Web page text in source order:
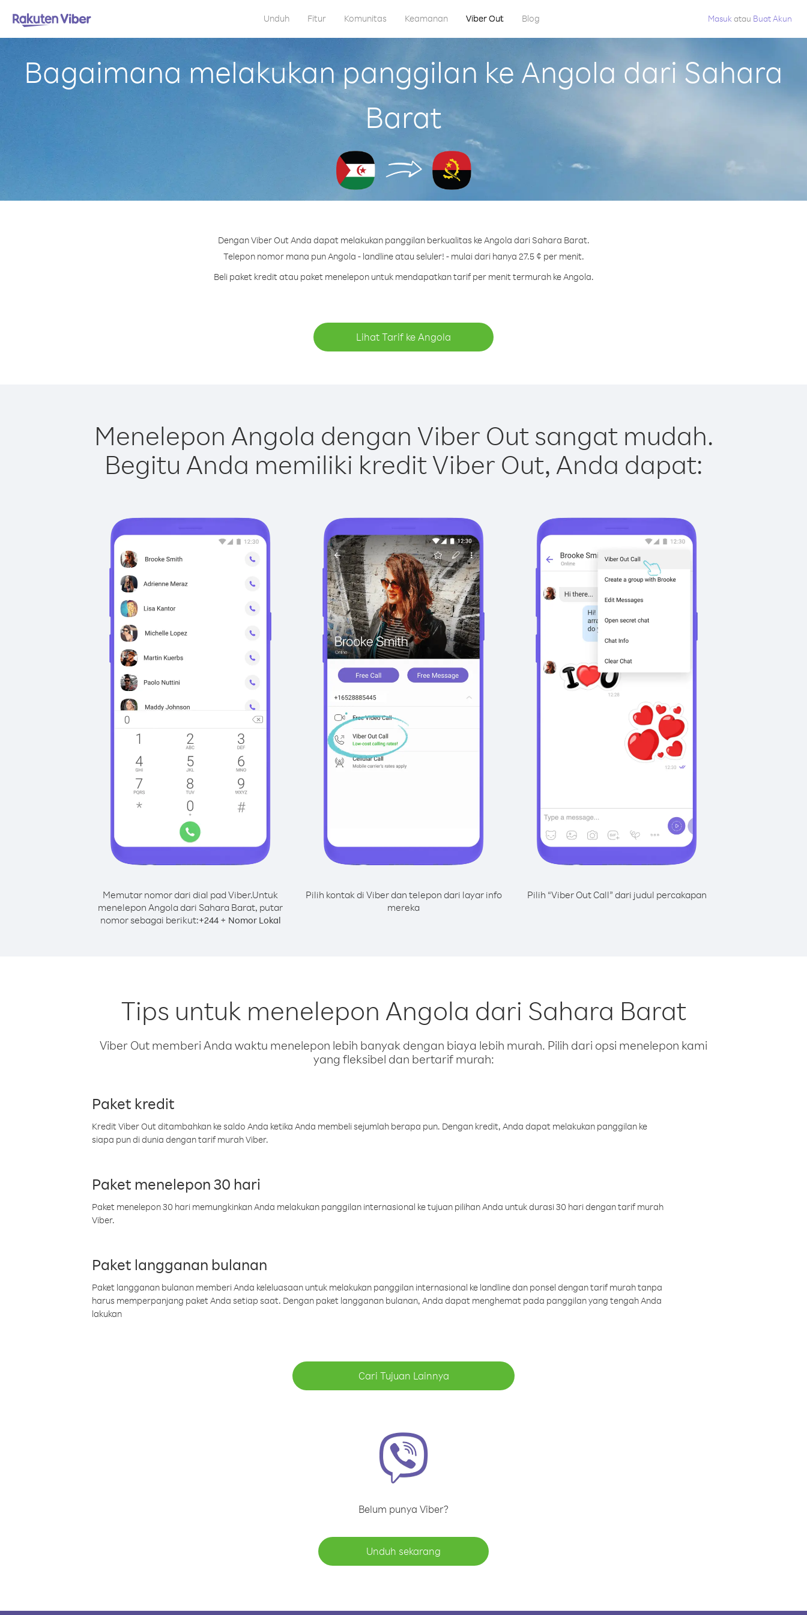
Unduh Fitur Komunitas Keamanan Viber Out Blog Masuk atau Buat Akun
Bagaimana melakukan panggilan ke Angola dari Sahara
Barat
Dengan Viber Out Anda dapat melakukan panggilan berkualitas ke Angola dari Sahara Barat.
Telepon nomor mana pun Angola - landline atau seluler! - mulai dari hanya 27.5 ¢ per menit.
Beli paket kredit atau paket menelepon untuk mendapatkan tarif per menit termurah ke Angola.
Lihat Tarif ke Angola
Menelepon Angola dengan Viber Out sangat mudah.
Begitu Anda memiliki kredit Viber Out, Anda dapat:
Memutar nomor dari dial pad Viber.Untuk
menelepon Angola dari Sahara Barat, putar
nomor sebagai berikut:+244+ Nomor Lokal
Pilih kontak di Viber dan telepon dari layar info
mereka
Pilih “Viber Out Call” dari judul percakapan
Tips untuk menelepon Angola dari Sahara Barat
Viber Out memberi Anda waktu menelepon lebih banyak dengan biaya lebih murah. Pilih dari opsi menelepon kami
yang fleksibel dan bertarif murah:
Paket kredit
Kredit Viber Out ditambahkan ke saldo Anda ketika Anda membeli sejumlah berapa pun. Dengan kredit, Anda dapat melakukan panggilan ke
siapa pun di dunia dengan tarif murah Viber.
Paket menelepon 30 hari
Paket menelepon 30 hari memungkinkan Anda melakukan panggilan internasional ke tujuan pilihan Anda untuk durasi 30 hari dengan tarif murah
Viber.
Paket langganan bulanan
Paket langganan bulanan memberi Anda keleluasaan untuk melakukan panggilan internasional ke landline dan ponsel dengan tarif murah tanpa
harus memperpanjang paket Anda setiap saat. Dengan paket langganan bulanan, Anda dapat menghemat pada panggilan yang tengah Anda
lakukan
Cari Tujuan Lainnya
Belum punya Viber?
Unduh sekarang